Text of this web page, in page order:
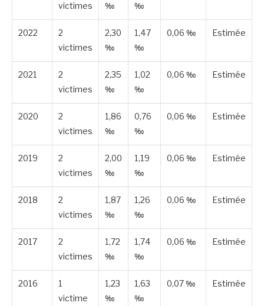
victimes
‰
‰
2022
2
victimes
2,30
‰
1,47
‰
0,06 ‰ Estimée
2021
2
victimes
2,35
‰
1,02
‰
0,06 ‰ Estimée
2020
2
victimes
1,86
‰
0,76
‰
0,06 ‰ Estimée
2019
2
victimes
2,00
‰
1,19
‰
0,06 ‰ Estimée
2018
2
victimes
1,87
‰
1,26
‰
0,06 ‰ Estimée
2017
2
victimes
1,72
‰
1,74
‰
0,06 ‰ Estimée
2016
1
victime
1,23
‰
1,63
‰
0,07 ‰ Estimée